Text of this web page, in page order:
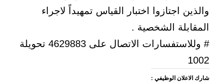
والذين اجتازوا اختبار القياس تمهيداً لاجراء
المقابلة الشخصية .
# وللاستفسارات الاتصال على 4629883 تحويلة
1002
شارك الاعلان الوظيفي :